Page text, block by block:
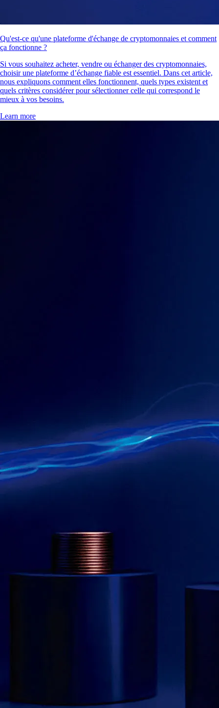
Qu'est-ce qu'une plateforme d'échange de cryptomonnaies et comment
ça fonctionne ?
Si vous souhaitez acheter, vendre ou échanger des cryptomonnaies,
choisir une plateforme d’échange fiable est essentiel. Dans cet article,
nous expliquons comment elles fonctionnent, quels types existent et
quels critères considérer pour sélectionner celle qui correspond le
mieux à vos besoins.
Learn more